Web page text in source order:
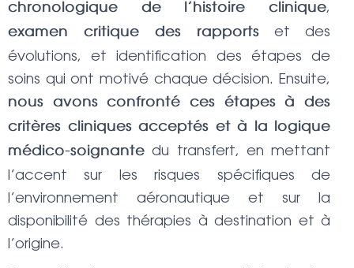
chronologique de l’histoire clinique,
examen critique des rapports
et des
évolutions, et identification des étapes de
soins qui ont motivé chaque décision. Ensuite,
nous avons confronté ces étapes à des
critères cliniques acceptés et à la logique
médico-soignante du transfert, en mettant
l’accent sur les risques spécifiques de
l’environnement aéronautique et sur la
disponibilité des thérapies à destination et à
l’origine.